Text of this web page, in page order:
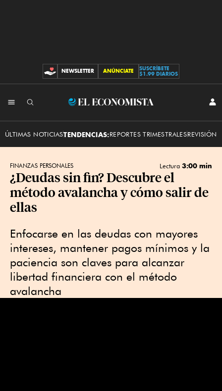
CONTRIBUCIONES
NEWSLETTER ANÚNCIATE
SUSCRÍBETE
$1.99 DIARIOS
El
ÚLTIMAS NOTICIASTENDENCIAS:REPORTES TRIMESTRALESREVISIÓN
FINANZAS PERSONALES Lectura 3:00 min
¿Deudas sin fin? Descubre el
método avalancha y cómo salir de
ellas
Enfocarse en las deudas con mayores
intereses, mantener pagos mínimos y la
paciencia son claves para alcanzar
libertad financiera con el método
avalancha